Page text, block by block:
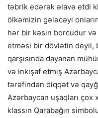
təbrik edərək əlavə etdi
ölkəmizin gələcəyi
hər bir kəsin borcudur
etməsi bir dövlətin deyil,
qarşısında dayanan
və inkişaf etmiş
tərəfindən diqqət və
Azərbaycan uşaqları
klassın Qarabağın